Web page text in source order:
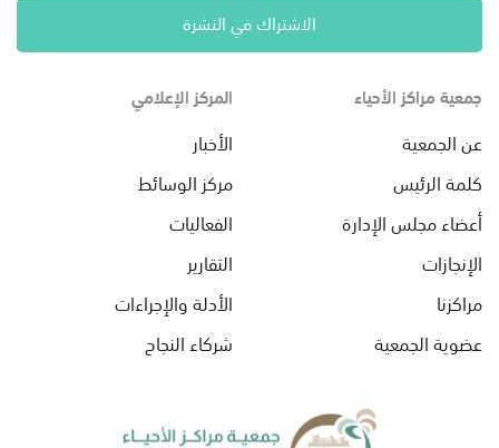
الاشتراك في النشرة
جمعية مراكز الأحياء
عن الجمعية
كلمة الرئيس
أعضاء مجلس الإدارة
الإنجازات
مراكزنا
عضوية الجمعية
المركز الإعلامي
الأخبار
مركز الوسائط
الفعاليات
التقارير
الأدلة والإجراءات
شركاء النجاح